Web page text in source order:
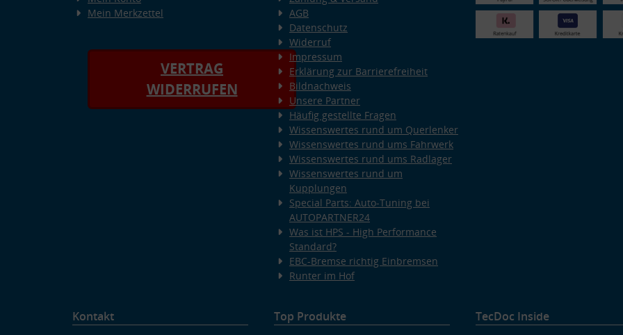
Mein Merkzettel
VERTRAG
WIDERRUFEN
AGB
Datenschutz
Widerruf
Impressum
Erklärung zur Barrierefreiheit
Bildnachweis
Unsere Partner
Häufig gestellte Fragen
Wissenswertes rund um Querlenker
Wissenswertes rund ums Fahrwerk
Wissenswertes rund ums Radlager
Wissenswertes rund um
Kupplungen
Special Parts: Auto-Tuning bei
AUTOPARTNER24
Was ist HPS - High Performance
Standard?
EBC-Bremse richtig Einbremsen
Runter im Hof
Kontakt Top Produkte TecDoc Inside